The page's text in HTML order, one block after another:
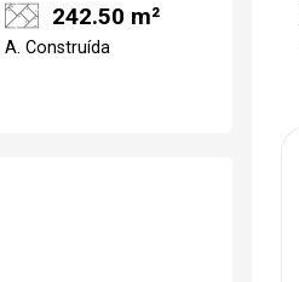
242.50 m²
A. Construída